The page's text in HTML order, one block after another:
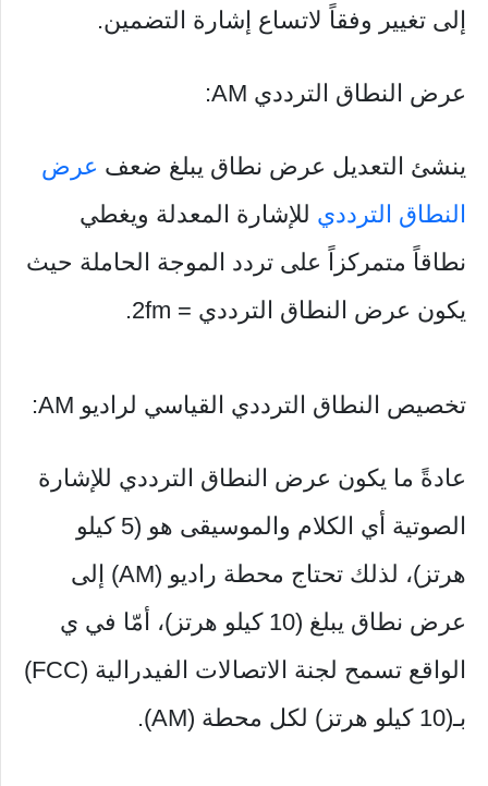
إلى تغيير وفقاً لاتساع إشارة التضمين.
عرض النطاق الترددي AM:
ينشئ التعديل عرض نطاق يبلغ ضعف عرض
النطاق الترددي للإشارة المعدلة ويغطي
نطاقاً متمركزاً على تردد الموجة الحاملة حيث
يكون عرض النطاق الترددي = 2fm.
تخصيص النطاق الترددي القياسي لراديو AM:
عادةً ما يكون عرض النطاق الترددي للإشارة
الصوتية أي الكلام والموسيقى هو (5 كيلو
هرتز)، لذلك تحتاج محطة راديو (AM) إلى
عرض نطاق يبلغ (10 كيلو هرتز)، أمّا في ي
الواقع تسمح لجنة الاتصالات الفيدرالية (FCC)
بـ(10 كيلو هرتز) لكل محطة (AM).